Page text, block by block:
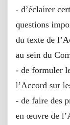
- d’éclairer
questions
du texte de
au sein du
- de formuler
l’Accord sur
- de faire des
en œuvre de